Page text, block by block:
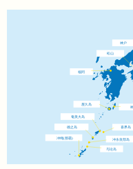
神户
松山
福冈
屋久岛
奄美大岛
德之岛 喜界岛
冲永良部岛
与论岛
冲绳(那霸)